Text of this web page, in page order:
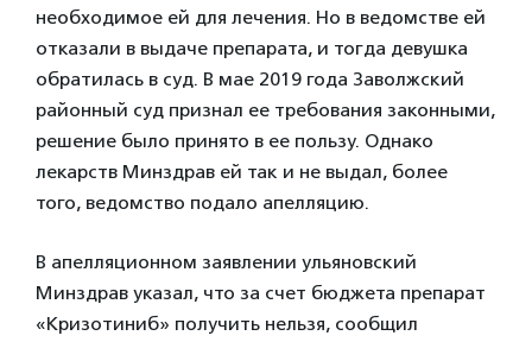
необходимое ей для лечения. Но в ведомстве ей
отказали в выдаче препарата, и тогда девушка
обратилась в суд. В мае 2019 года Заволжский
районный суд признал ее требования законными,
решение было принято в ее пользу. Однако
лекарств Минздрав ей так и не выдал, более
того, ведомство подало апелляцию.
В апелляционном заявлении ульяновский
Минздрав указал, что за счет бюджета препарат
«Кризотиниб» получить нельзя, сообщил